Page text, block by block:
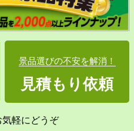
景品選びの不安を解消！
見積もり依頼
軽にどうぞ